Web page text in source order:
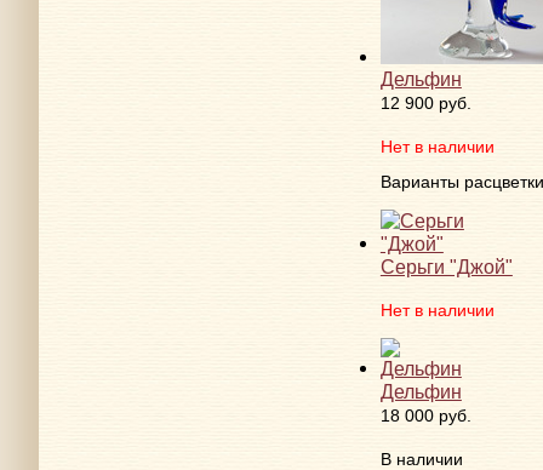
Дельфин
12 900 руб.
Нет в наличии
Варианты расцветки
Серьги "Джой"
Нет в наличии
Дельфин
18 000 руб.
В наличии